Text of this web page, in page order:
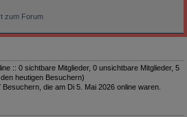
zum Forum
:: 0 sichtbare Mitglieder, 0 unsichtbare Mitglieder, 5
heutigen Besuchern)
Besuchern, die am Di 5. Mai 2026 online waren.